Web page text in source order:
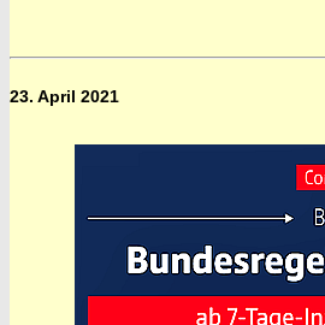
23. April 2021